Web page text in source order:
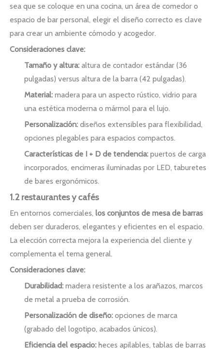
sea que se coloque en una cocina, un área de comedor o
espacio de bar personal, elegir el diseño correcto es clave
para crear un ambiente cómodo y acogedor.
Consideraciones clave:
Tamaño y altura: altura de contador estándar (36
pulgadas) versus altura de la barra (42 pulgadas).
Material: madera para un aspecto rústico, vidrio para
una estética moderna o mármol para el lujo.
Personalización: diseños extensibles para flexibilidad,
opciones plegables para espacios compactos.
Características de I + D de tendencia: puertos de carga
incorporados, encimeras iluminadas por LED, taburetes
de bares ergonómicos.
1.2 restaurantes y cafés
En entornos comerciales, los conjuntos de mesa de barras
deben ser duraderos, elegantes y eficientes en el espacio.
La elección correcta mejora la experiencia del cliente y
complementa el tema general.
Consideraciones clave:
Durabilidad: madera resistente a los arañazos, marcos
de metal a prueba de corrosión.
Personalización de diseño: opciones de marca
(grabado del logotipo, acabados únicos).
Eficiencia del espacio: heces apilables, tablas de barras